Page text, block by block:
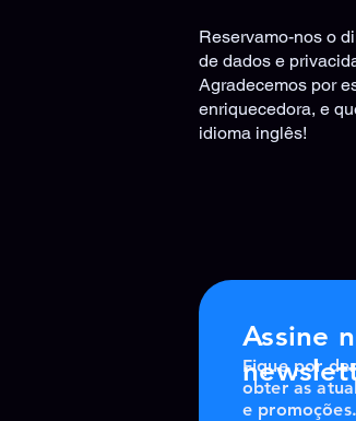
Reservamo-nos o
de dados e
Agradecemos por
enriquecedora, e
idioma inglês!
Fique por
obter as
e promoções.
Assine